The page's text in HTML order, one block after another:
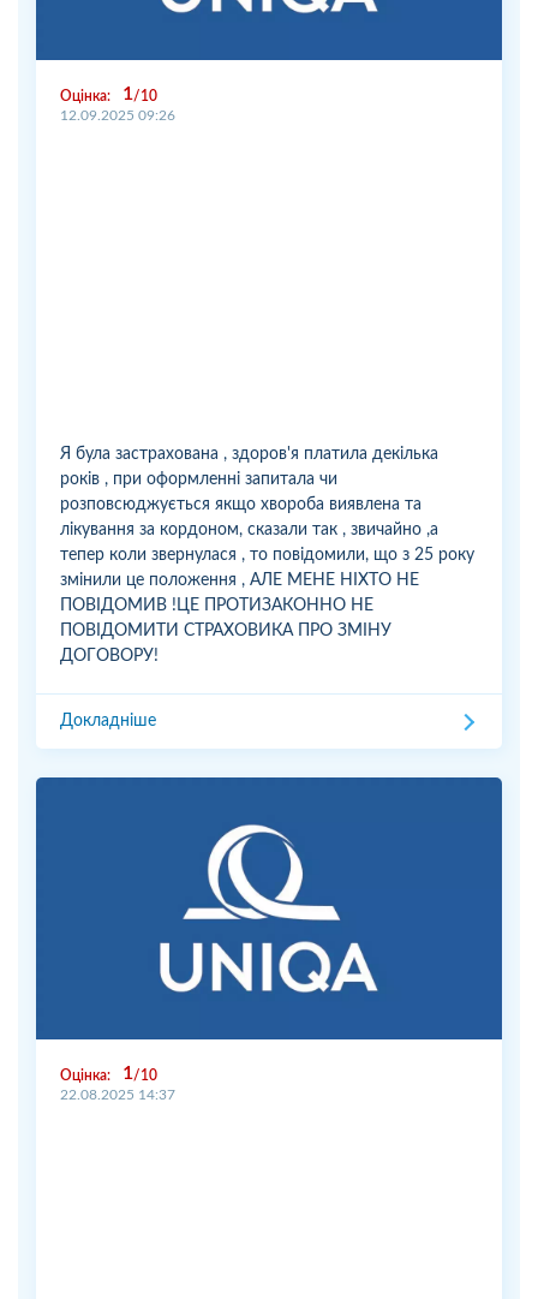
Оцінка: 1
10
12.09.2025 09:26
Я була застрахована , здоров'я платила декілька
років , при оформленні запитала чи
розповсюджується якщо хвороба виявлена та
лікування за кордоном, сказали так , звичайно ,а
тепер коли звернулася , то повідомили, що з 25 року
змінили це положення , АЛЕ МЕНЕ НІХТО НЕ
ПОВІДОМИВ !ЦЕ ПРОТИЗАКОННО НЕ
ПОВІДОМИТИ СТРАХОВИКА ПРО ЗМІНУ
ДОГОВОРУ!
Докладніше
Оцінка: 1
10
22.08.2025 14:37